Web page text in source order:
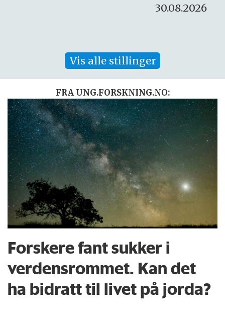
Vis alle stillinger
FRA UNG.FORSKNING.NO:
Forskere fant sukker i
verdensrommet. Kan det
ha bidratt til livet på jorda?